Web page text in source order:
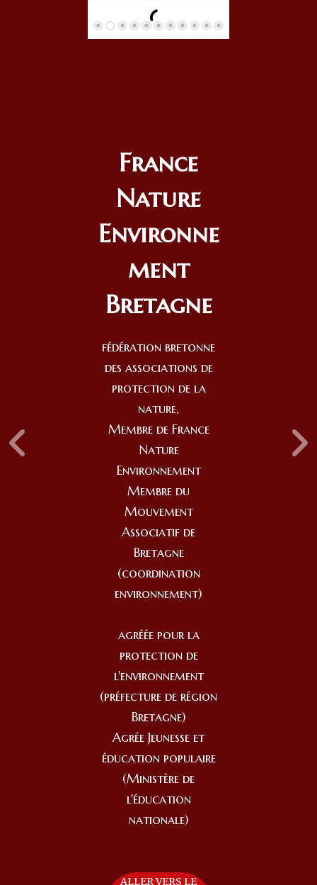
France
Nature
Environne
ment
Bretagne
fédération bretonne
des associations de
protection de la
nature,
Membre de France
Nature
Environnement
Membre du
Mouvement
Associatif de
Bretagne
(coordination
environnement)
agréée pour la
protection de
l'environnement
(préfecture de région
Bretagne)
Agrée Jeunesse et
éducation populaire
(Ministère de
l'éducation
nationale)
ALLER VERS LE